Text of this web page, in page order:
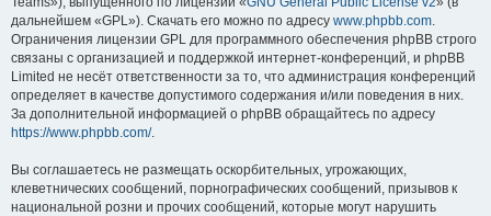
дальнейшем «GPL»). Скачать его можно по адресу www.phpbb.com.
Ограничения лицензии GPL для программного обеспечения phpBB строго
связаны с организацией и поддержкой интернет-конференций, и phpBB
Limited не несёт ответственности за то, что администрация конференций
определяет в качестве допустимого содержания и/или поведения в них.
За дополнительной информацией о phpBB обращайтесь по адресу
https://www.phpbb.com/.
Вы соглашаетесь не размещать оскорбительных, угрожающих,
клеветнических сообщений, порнографических сообщений, призывов к
национальной розни и прочих сообщений, которые могут нарушить